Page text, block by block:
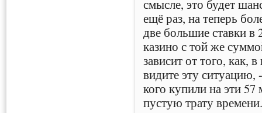
смысле, это будет
ещё раз, на теперь
две большие ставки в
казино с той же
зависит от того, как,
видите эту ситуацию,
кого купили на эти
пустую трату